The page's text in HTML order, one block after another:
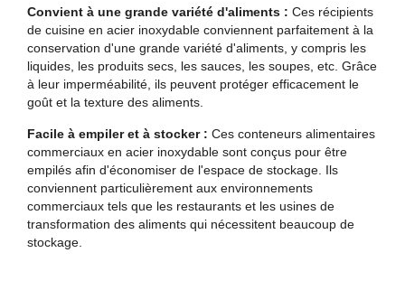
Convient à une grande variété d'aliments : Ces récipients
de cuisine en acier inoxydable conviennent parfaitement à la
conservation d'une grande variété d'aliments, y compris les
liquides, les produits secs, les sauces, les soupes, etc. Grâce
à leur imperméabilité, ils peuvent protéger efficacement le
goût et la texture des aliments.
Facile à empiler et à stocker : Ces conteneurs alimentaires
commerciaux en acier inoxydable sont conçus pour être
empilés afin d'économiser de l'espace de stockage. Ils
conviennent particulièrement aux environnements
commerciaux tels que les restaurants et les usines de
transformation des aliments qui nécessitent beaucoup de
stockage.